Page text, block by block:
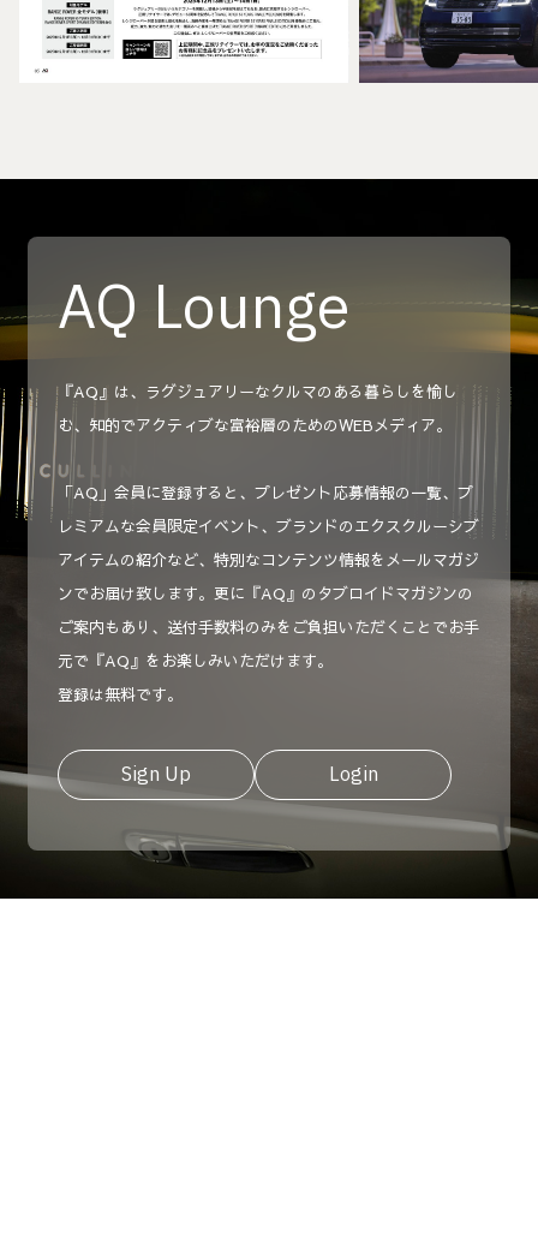
AQ Lounge
『AQ』は、ラグジュアリーなクルマのある暮らしを愉し
む、知的でアクティブな富裕層のためのWEBメディア。
「AQ」会員に登録すると、プレゼント応募情報の一覧、プ
レミアムな会員限定イベント、ブランドのエクスクルーシブ
アイテムの紹介など、特別なコンテンツ情報をメールマガジ
ンでお届け致します。更に『AQ』のタブロイドマガジンの
ご案内もあり、送付手数料のみをご負担いただくことでお手
元で『AQ』をお楽しみいただけます。
登録は無料です。
Sign Up Login